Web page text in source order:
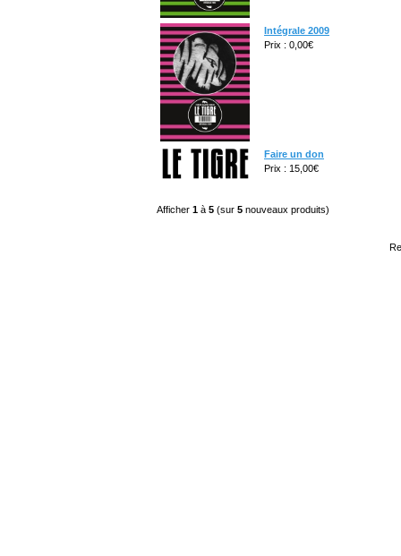
Intégrale 2009
Prix : 0,00€
Faire un don
Prix : 15,00€
Afficher 1 à 5 (sur 5 nouveaux produits)